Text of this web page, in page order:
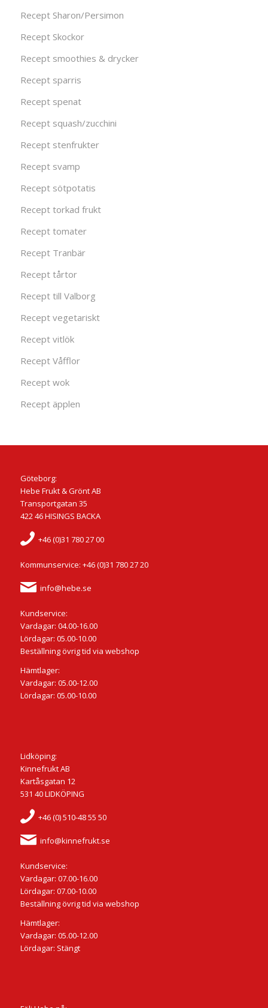
Recept Sharon/Persimon
Recept Skockor
Recept smoothies & drycker
Recept sparris
Recept spenat
Recept squash/zucchini
Recept stenfrukter
Recept svamp
Recept sötpotatis
Recept torkad frukt
Recept tomater
Recept Tranbär
Recept tårtor
Recept till Valborg
Recept vegetariskt
Recept vitlök
Recept Våfflor
Recept wok
Recept äpplen
Göteborg:
Hebe Frukt & Grönt AB
Transportgatan 35
422 46 HISINGS BACKA
+46 (0)31 780 27 00
Kommunservice: +46 (0)31 780 27 20
info@hebe.se
Kundservice:
Vardagar: 04.00-16.00
Lördagar: 05.00-10.00
Beställning övrig tid via webshop
Hämtlager:
Vardagar: 05.00-12.00
Lördagar: 05.00-10.00
Lidköping:
Kinnefrukt AB
Kartåsgatan 12
531 40 LIDKÖPING
+46 (0) 510-48 55 50
info@kinnefrukt.se
Kundservice:
Vardagar: 07.00-16.00
Lördagar: 07.00-10.00
Beställning övrig tid via webshop
Hämtlager:
Vardagar: 05.00-12.00
Lördagar: Stängt